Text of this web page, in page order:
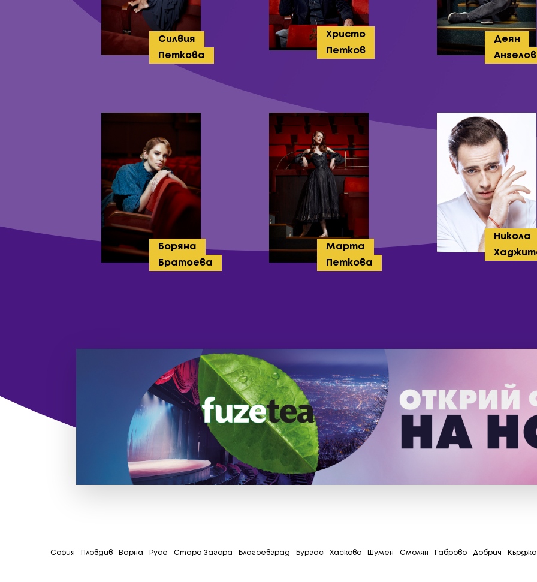
Силвия
Петкова
Христо
Петков
Деян
Ангелов
Боряна
Братоева
Марта
Петкова
Никола
София Пловдив Варна Русе Стара Загора Благоевград Бургас Хасково Шумен Смолян Габрово Добрич